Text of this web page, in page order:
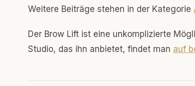
Weitere Beiträge stehen in der Kategorie
Der Brow Lift ist eine unkomplizierte
Studio, das ihn anbietet, findet man auf